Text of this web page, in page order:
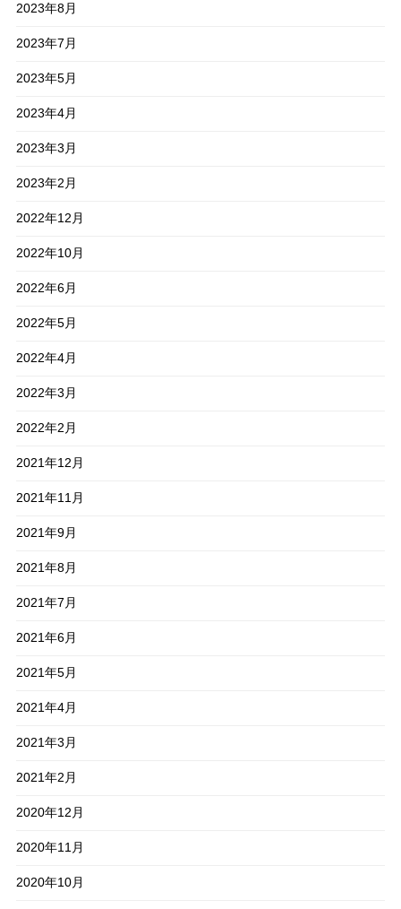
2023年8月
2023年7月
2023年5月
2023年4月
2023年3月
2023年2月
2022年12月
2022年10月
2022年6月
2022年5月
2022年4月
2022年3月
2022年2月
2021年12月
2021年11月
2021年9月
2021年8月
2021年7月
2021年6月
2021年5月
2021年4月
2021年3月
2021年2月
2020年12月
2020年11月
2020年10月